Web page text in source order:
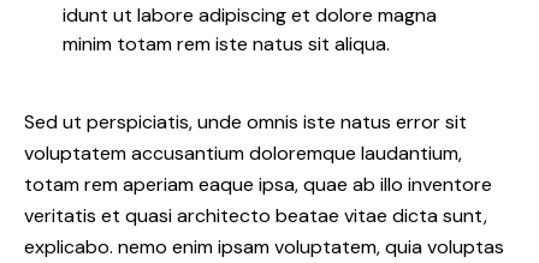
idunt ut labore adipiscing et dolore magna
minim totam rem iste natus sit aliqua.
Sed ut perspiciatis, unde omnis iste natus error sit
voluptatem accusantium doloremque laudantium,
totam rem aperiam eaque ipsa, quae ab illo inventore
veritatis et quasi architecto beatae vitae dicta sunt,
explicabo. nemo enim ipsam voluptatem, quia voluptas